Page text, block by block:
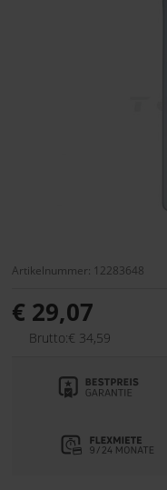
Artikelnummer: 12283648
€ 29,07
Brutto:€ 34,59